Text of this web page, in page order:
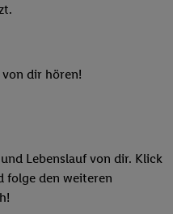
dir hören!
Lebenslauf von dir. Klick
folge den weiteren